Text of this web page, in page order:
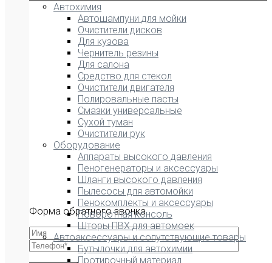
Форма обратного звонка
Автохимия
Автошампуни для мойки
Очистители дисков
Для кузова
Чернитель резины
Для салона
Средство для стекол
Очистители двигателя
Полировальные пасты
Смазки универсальные
Сухой туман
Очистители рук
Оборудование
Аппараты высокого давления
Пеногенераторы и аксессуары
Шланги высокого давления
Пылесосы для автомойки
Пенокомплекты и аксессуары
Поворотная консоль
Шторы ПВХ для автомоек
Автоаксессуары и сопутствующие товары
Бутылочки для автохимии
Протирочный материал